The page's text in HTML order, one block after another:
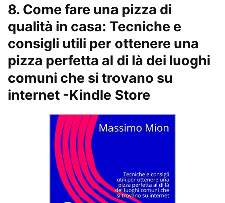
8. Come fare una pizza di
qualità in casa: Tecniche e
consigli utili per ottenere una
pizza perfetta al di là dei luoghi
comuni che si trovano su
internet -Kindle Store